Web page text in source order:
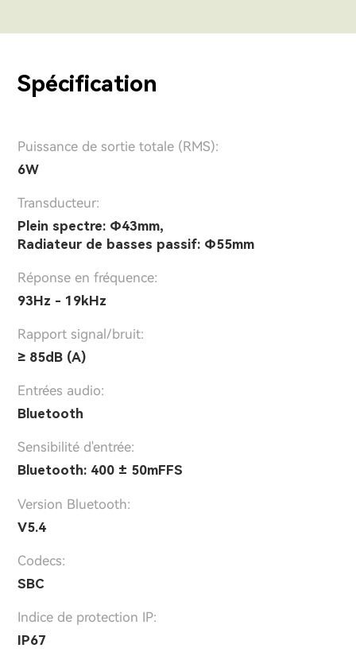
Spécification
Puissance de sortie totale (RMS):
6W
Transducteur:
Plein spectre: Φ43mm,
Radiateur de basses passif: Φ55mm
Réponse en fréquence:
93Hz - 19kHz
Rapport signal/bruit:
≥ 85dB (A)
Entrées audio:
Bluetooth
Sensibilité d'entrée:
Bluetooth: 400 ± 50mFFS
Version Bluetooth:
V5.4
Codecs:
SBC
Indice de protection IP:
IP67